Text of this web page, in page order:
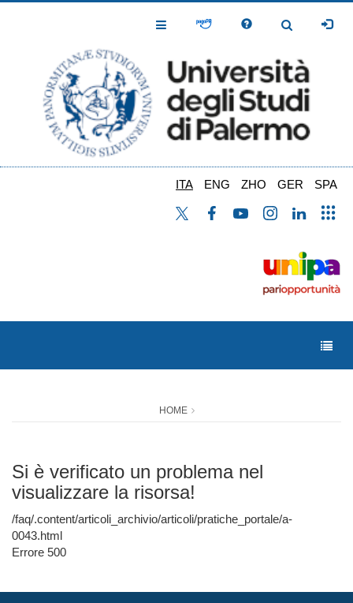
Toggle
Toggle
ITA ENG ZHO GER SPA
HOME
Si è verificato un problema nel
visualizzare la risorsa!
/faq/.content/articoli_archivio/articoli/pratiche_portale/a-
0043.html
Errore 500